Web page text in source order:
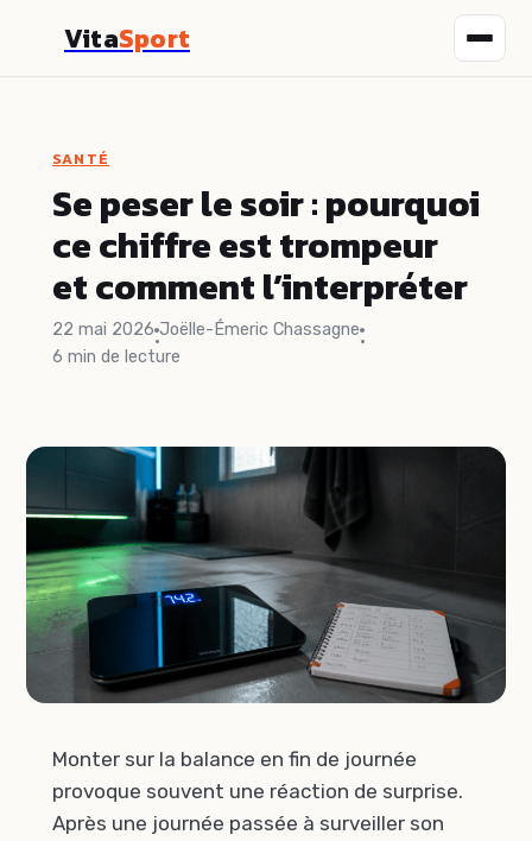
VitaSport
Nutrition
Sport
Santé
Bien-être
SANTÉ
Se peser le soir : pourquoi
ce chiffre est trompeur
et comment l’interpréter
22 mai 2026
·
Joëlle-Émeric Chassagne
·
6 min de lecture
Monter sur la balance en fin de journée
provoque souvent une réaction de surprise.
Après une journée passée à surveiller son